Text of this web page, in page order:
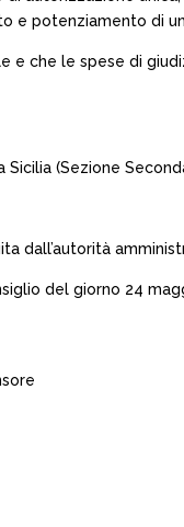
e potenziamento di
e che le spese di
Sicilia (Sezione
dall’autorità
del giorno 24